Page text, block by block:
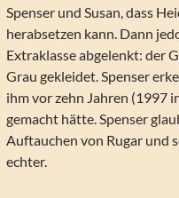
Spenser und Susan, dass
herabsetzen kann. Dann
Extraklasse abgelenkt: der
Grau gekleidet. Spenser
ihm vor zehn Jahren (1997
gemacht hätte. Spenser
Auftauchen von Rugar und
echter.